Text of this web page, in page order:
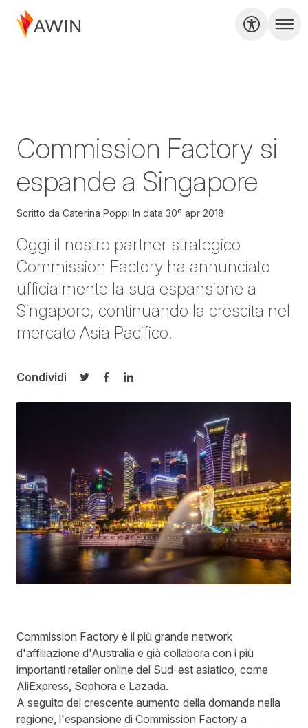
Commission Factory si
espande a Singapore
Scritto da Caterina Poppi In data 30º apr 2018
Oggi il nostro partner strategico
Commission Factory ha annunciato
ufficialmente la sua espansione a
Singapore, continuando la crescita nel
mercato Asia Pacifico.
Condividi
Condividi su Twitter
Condividi su Facebook
Condividi su LinkedIn
Commission Factory è il più grande network
d'affiliazione d'Australia e già collabora con i più
importanti retailer online del Sud-est asiatico, come
AliExpress, Sephora e Lazada.
A seguito del crescente aumento della domanda nella
regione, l'espansione di Commission Factory a